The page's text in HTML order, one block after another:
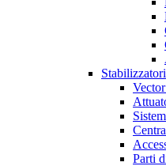
Stabilizzatori
Parti